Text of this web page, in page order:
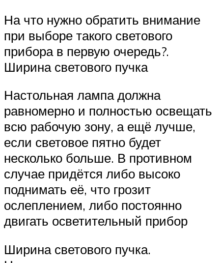
На что нужно обратить внимание
при выборе такого светового
прибора в первую очередь?.
Ширина светового пучка
Настольная лампа должна
равномерно и полностью освещать
всю рабочую зону, а ещё лучше,
если световое пятно будет
несколько больше. В противном
случае придётся либо высоко
поднимать её, что грозит
ослеплением, либо постоянно
двигать осветительный прибор
Ширина светового пучка.